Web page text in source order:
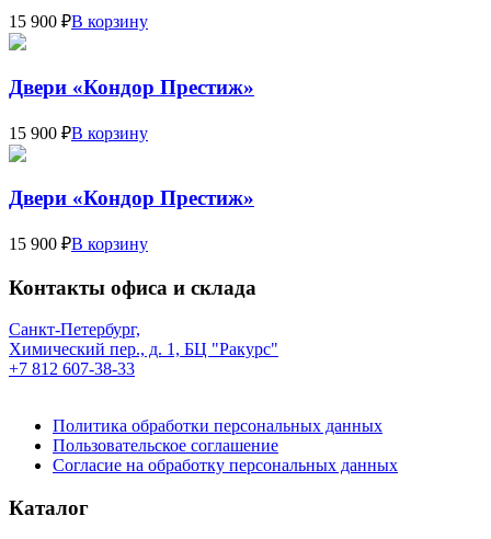
15 900 ₽В корзину
Двери «Кондор Престиж»
15 900 ₽В корзину
Двери «Кондор Престиж»
15 900 ₽В корзину
Контакты офиса и склада
Санкт-Петербург,
Химический пер., д. 1, БЦ "Ракурс"
+7 812 607-38-33
Политика обработки персональных данных
Пользовательское соглашение
Согласие на обработку персональных данных
Каталог